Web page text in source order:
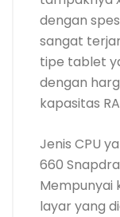
dengan
sangat
tipe tablet
dengan
kapasitas
Jenis CPU
660
Mempunyai
layar yang